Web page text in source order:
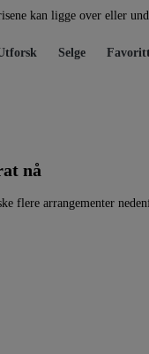
kan ligge over eller
Selge
nå
flere arrangementer